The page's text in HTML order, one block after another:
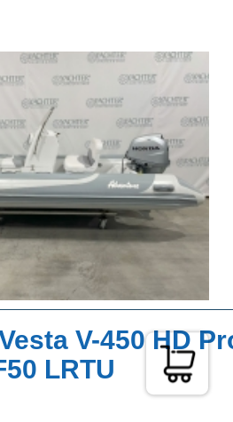
V-450 HD
LRTU